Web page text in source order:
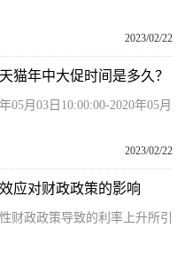
2023/02/22
猫年中大促时间是多久？
月03日10:00:00-2020年05月
2023/02/22
应对财政政策的影响
财政政策导致的利率上升所引